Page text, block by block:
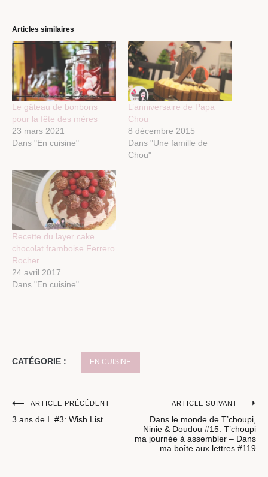
Articles similaires
Le gâteau de bonbons
pour la fête des mères
23 mars 2021
Dans "En cuisine"
L’anniversaire de Papa
Chou
8 décembre 2015
Dans "Une famille de
Chou"
Recette du layer cake
chocolat framboise Ferrero
Rocher
24 avril 2017
Dans "En cuisine"
CATÉGORIE : EN CUISINE
Navigation
de
ARTICLE PRÉCÉDENT
3 ans de I. #3: Wish List
ARTICLE SUIVANT
Dans le monde de T’choupi,
Ninie & Doudou #15: T’choupi
ma journée à assembler – Dans
ma boîte aux lettres #119